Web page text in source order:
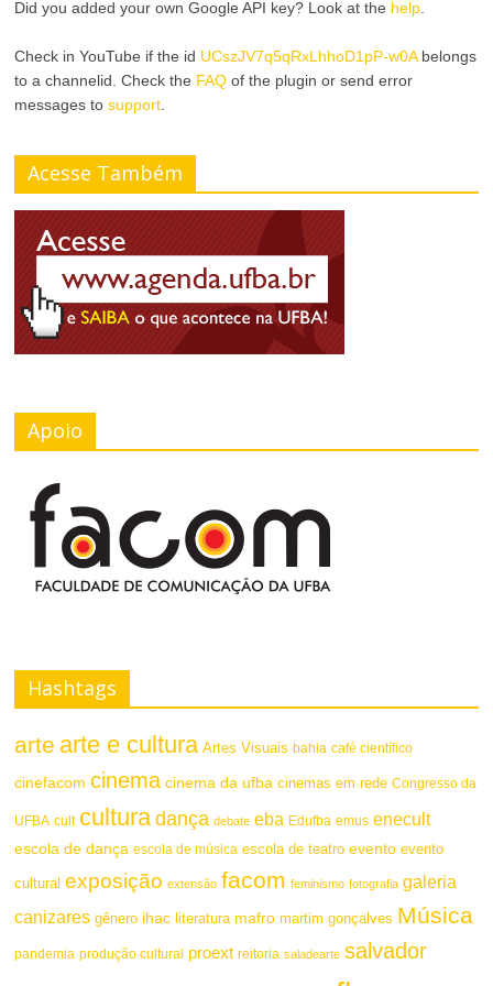
Did you added your own Google API key? Look at the help
Check in YouTube if the id UCszJV7q5qRxLhhoD1pP-w0Abelongs
to a channelid. Check the FAQ of the plugin or send error
messages tosupport
Acesse Também
Apoio
Hashtags
arte arte e cultura Artes Visuais bahia café científico
cinefacom cinema cinema da ufba cinemas em rede Congresso da
UFBA cult cultura dança debate eba Edufba emus enecult
escola de dança escola de música escola de teatro evento evento
cultural exposição extensão facom feminismo fotografia galeria
canizares gênero ihac literatura mafro martim gonçalves Música
pandemia produção cultural proext reitoria saladearte salvador